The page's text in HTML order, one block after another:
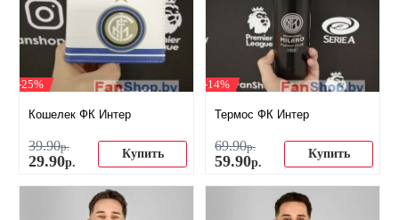
-25%
Кошелек ФК Интер
39.90р.
29.90р.
Купить
-14%
Термос ФК Интер
69.90р.
59.90р.
Купить